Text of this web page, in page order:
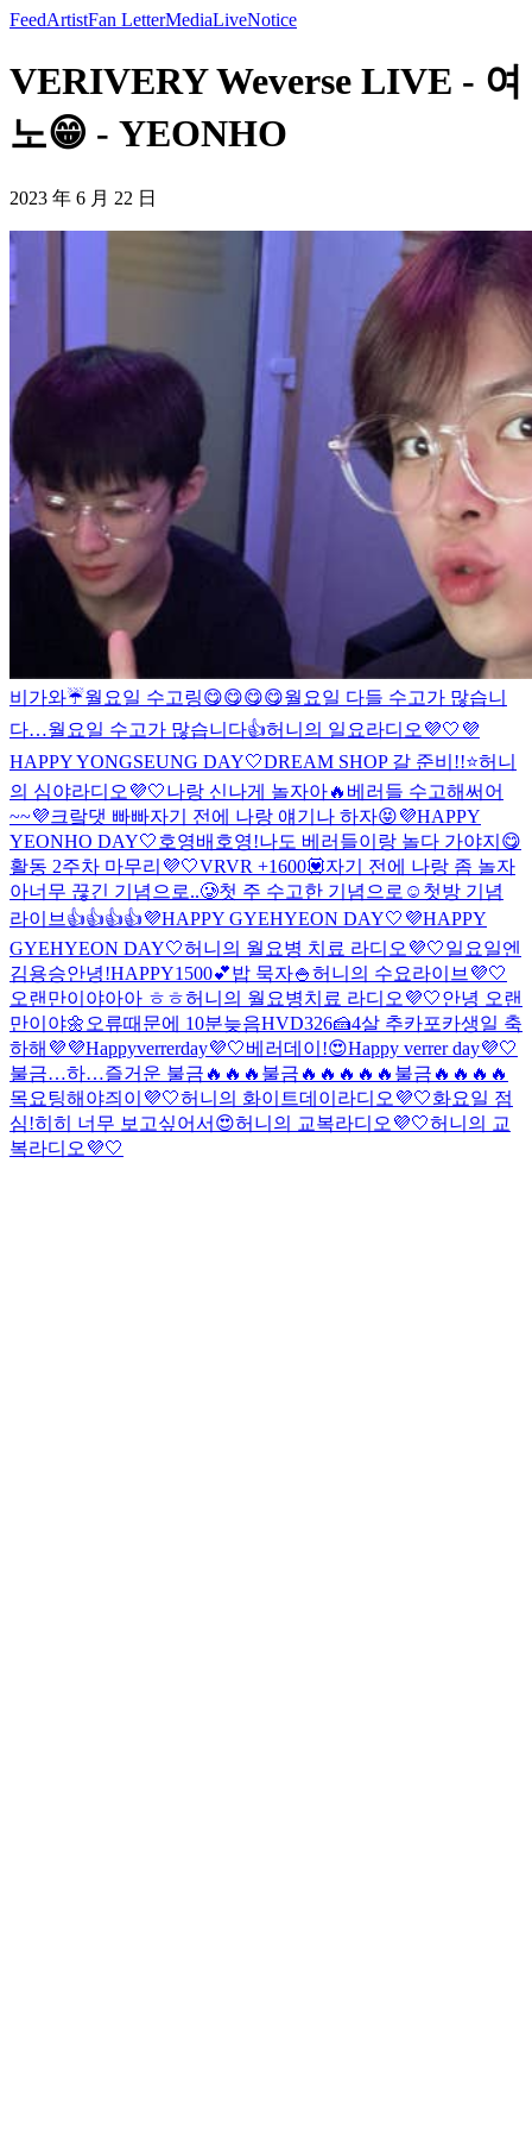
FeedArtistFan LetterMediaLiveNotice
VERIVERY Weverse LIVE - 여
노😁 - YEONHO
2023 年 6 月 22 日
비가와☔️월요일 수고링😋😋😋😋월요일 다들 수고가 많습니
다…월요일 수고가 많습니다👍허니의 일요라디오💜🤍 💜
HAPPY YONGSEUNG DAY🤍DREAM SHOP 갈 준비!!⭐️허니
의 심야라디오💜🤍나랑 신나게 놀자아🔥 베러들 수고해써어
~~💜크랔댓 빠빠자기 전에 나랑 얘기나 하자😝💜HAPPY
YEONHO DAY🤍호영배 호영!나도 베러들이랑 놀다 가야지😋
활동 2주차 마무리💜🤍VRVR +1600💟자기 전에 나랑 좀 놀자
아너무 끊긴 기념으로..🥲첫 주 수고한 기념으로☺️ 첫방 기념
라이브👍👍👍👍💜HAPPY GYEHYEON DAY🤍 💜HAPPY
GYEHYEON DAY🤍허니의 월요병 치료 라디오💜🤍일요일엔
김용승안녕!HAPPY1500💕밥 묵자🍚허니의 수요라이브💜🤍
오랜만이야아아 ㅎㅎ허니의 월요병치료 라디오💜🤍안녕 오랜
만이야🌼 오류때문에 10분늦음HVD326🍰4살 추카포카생일 축
하해💜💜Happyverrerday💜🤍베러데이!😍Happy verrer day💜🤍
불금…하…즐거운 불금🔥🔥🔥 불금🔥🔥🔥🔥🔥 불금🔥🔥🔥🔥
목요팅해야즤이💜🤍허니의 화이트데이라디오💜🤍화요일 점
심!히히 너무 보고싶어서😍허니의 교복라디오💜🤍허니의 교
복라디오💜🤍